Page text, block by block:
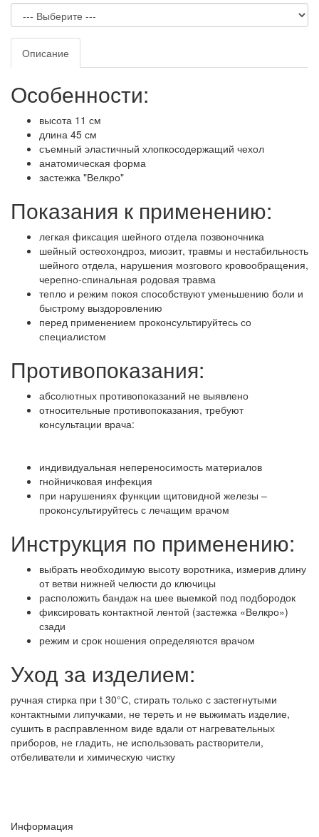
Описание
Особенности:
высота 11 см
длина 45 см
съемный эластичный хлопкосодержащий чехол
анатомическая форма
застежка "Велкро"
Показания к применению:
легкая фиксация шейного отдела позвоночника
шейный остеохондроз, миозит, травмы и нестабильность
шейного отдела, нарушения мозгового кровообращения,
черепно-спинальная родовая травма
тепло и режим покоя способствуют уменьшению боли и
быстрому выздоровлению
перед применением проконсультируйтесь со
специалистом
Противопоказания:
абсолютных противопоказаний не выявлено
относительные противопоказания, требуют
консультации врача:
индивидуальная непереносимость материалов
гнойничковая инфекция
при нарушениях функции щитовидной железы –
проконсультируйтесь с лечащим врачом
Инструкция по применению:
выбрать необходимую высоту воротника, измерив длину
от ветви нижней челюсти до ключицы
расположить бандаж на шее выемкой под подбородок
фиксировать контактной лентой (застежка «Велкро»)
сзади
режим и срок ношения определяются врачом
Уход за изделием:
ручная стирка при t 30°С, стирать только с застегнутыми
контактными липучками, не тереть и не выжимать изделие,
сушить в расправленном виде вдали от нагревательных
приборов, не гладить, не использовать растворители,
отбеливатели и химическую чистку
Информация